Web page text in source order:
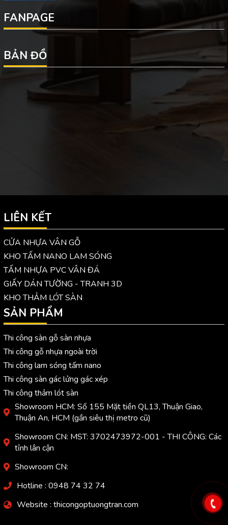
FANPAGE
BẢN ĐỒ
LIÊN KẾT
CỬA NHỰA VÂN GỖ
KHO TẤM NANO LAM SÓNG
TẤM NHỰA PVC VÂN ĐÁ
GIẤY DÁN TƯỜNG - TRANH 3D
KHO THẢM LÓT SÀN
SẢN PHẨM
Thi công sàn gỗ sàn nhựa
Thi công gỗ nhựa ngoài trời
Thi công lam sóng tấm nano
Thi công sàn gác lửng gác xép
Thi công thảm lót sàn
Showroom HCM: Số 155 Mặt tiền QL13, Thuận Giao,
Thuận An, HCM (gần siêu thị metro cũ)
Showroom CN: MST: 3702473972-001 - THI CÔNG: Các
tỉnh lân cận
Showroom CN:
Hotline : 0948 74 32 74
Website : thicongoptuongtran.com